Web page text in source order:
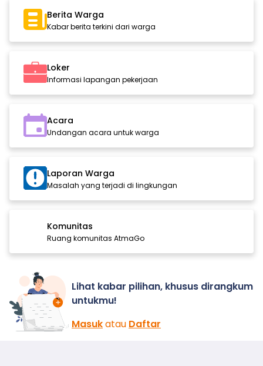
Berita Warga
Kabar berita terkini dari warga
Loker
Informasi lapangan pekerjaan
Acara
Undangan acara untuk warga
Laporan Warga
Masalah yang terjadi di lingkungan
Komunitas
Ruang komunitas AtmaGo
Lihat kabar pilihan, khusus dirangkum
untukmu!
Masukatau Daftar